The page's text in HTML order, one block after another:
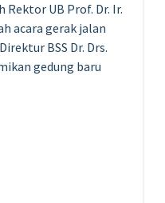
UB Prof. Dr. Ir.
acara gerak jalan
BSS Dr. Drs.
gedung baru